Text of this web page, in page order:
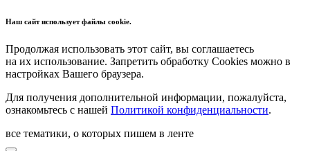
Наш сайт использует файлы cookie.
Продолжая использовать этот сайт, вы соглашаетесь
на их использование. Запретить обработку Cookies можно в
настройках Вашего браузера.
Для получения дополнительной информации, пожалуйста,
ознакомьтесь с нашей Политикой конфиденциальности.
все тематики, о которых пишем в ленте